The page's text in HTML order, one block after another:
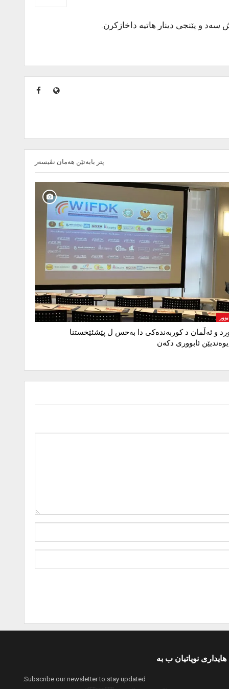
پتر بابەتێن هەمان نڤیسەر
و ئەڵمان د کوربەندەکی دا بەحس ل پێشئێخستنا
ئابووری دکەن
هایداری نویاتیان ب بە
Subscribe our newsletter to stay updated.